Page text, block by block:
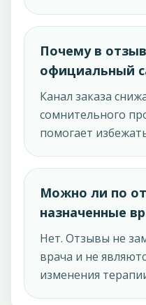
Почему в
официальный
Канал заказа
сомнительного
помогает
Можно ли по
назначенные
Нет. Отзывы не
врача и не
изменения